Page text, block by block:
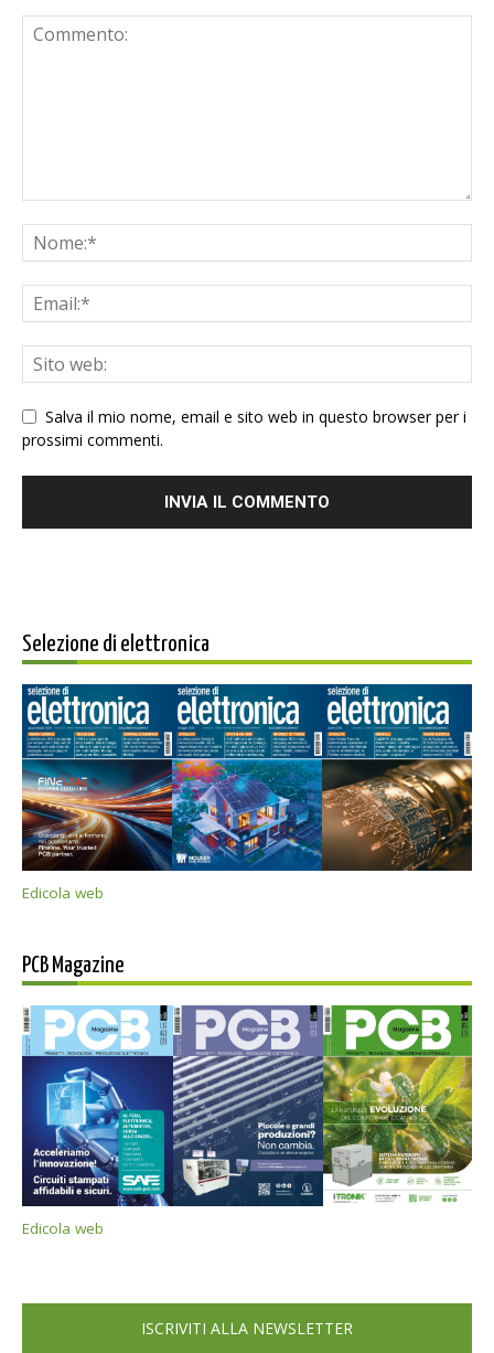
Salva il mio nome, email e sito web in questo browser per i
prossimi commenti.
Selezione di elettronica
Edicola web
PCB Magazine
Edicola web
ISCRIVITI ALLA NEWSLETTER